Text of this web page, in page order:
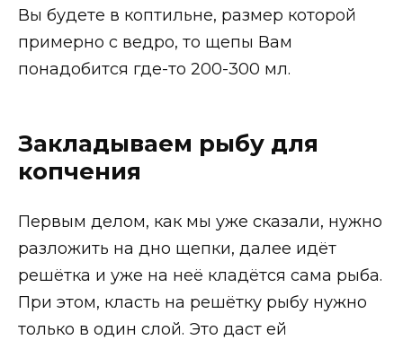
Вы будете в коптильне, размер которой
примерно с ведро, то щепы Вам
понадобится где-то 200-300 мл.
Закладываем рыбу для
копчения
Первым делом, как мы уже сказали, нужно
разложить на дно щепки, далее идёт
решётка и уже на неё кладётся сама рыба.
При этом, класть на решётку рыбу нужно
только в один слой. Это даст ей